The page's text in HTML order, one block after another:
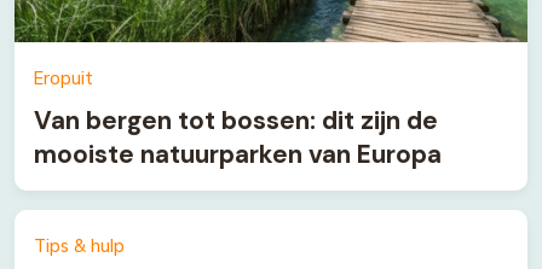
Eropuit
Van bergen tot bossen: dit zijn de
mooiste natuurparken van Europa
Tips & hulp